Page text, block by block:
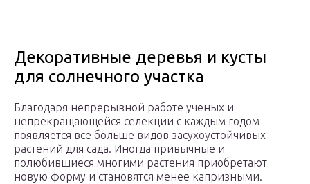
Декоративные деревья и кусты
для солнечного участка
Благодаря непрерывной работе ученых и
непрекращающейся селекции с каждым годом
появляется все больше видов засухоустойчивых
растений для сада. Иногда привычные и
полюбившиеся многими растения приобретают
новую форму и становятся менее капризными.